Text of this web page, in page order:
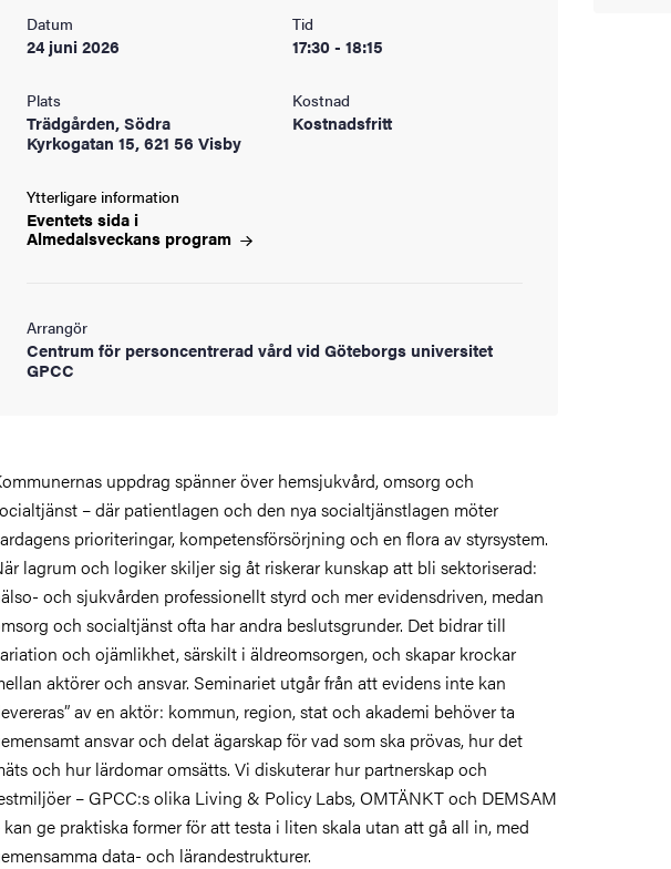
Datum
24 juni 2026
Tid
17:30 - 18:15
Plats
Trädgården, Södra
Kyrkogatan 15, 621 56 Visby
Kostnad
Kostnadsfritt
Ytterligare information
Eventets sida i
Almedalsveckans program
Arrangör
Centrum för personcentrerad vård vid Göteborgs universitet
GPCC
uppdrag spänner över hemsjukvård, omsorg och
– där patientlagen och den nya socialtjänstlagen möter
prioriteringar, kompetensförsörjning och en flora av styrsystem.
lagrum och logiker skiljer sig åt riskerar kunskap att bli sektoriserad:
och sjukvården professionellt styrd och mer evidensdriven, medan
och socialtjänst ofta har andra beslutsgrunder. Det bidrar till
och ojämlikhet, särskilt i äldreomsorgen, och skapar krockar
aktörer och ansvar. Seminariet utgår från att evidens inte kan
av en aktör: kommun, region, stat och akademi behöver ta
ansvar och delat ägarskap för vad som ska prövas, hur det
och hur lärdomar omsätts. Vi diskuterar hur partnerskap och
– GPCC:s olika Living & Policy Labs, OMTÄNKT och DEMSAM
kan ge praktiska former för att testa i liten skala utan att gå all in, med
data- och lärandestrukturer.